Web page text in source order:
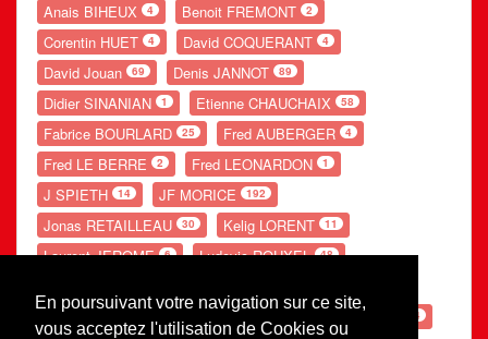
En poursuivant votre navigation sur ce site,
vous acceptez l'utilisation de Cookies ou
Anais BIHEUX 4 Benoit FREMONT 2
Corentin HUET 4 David COQUERANT 4
David Jouan 69 Denis JANNOT 89
Didier SINANIAN 1 Etienne CHAUCHAIX 58
Fabrice BOURLARD 25 Fred AUBERGER 4
Fred LE BERRE 2 Fred LEONARDON 1
J SPIETH 14 JF MORICE 192
Jonas RETAILLEAU 30 Kelig LORENT 11
Laurent JEROME 6 Ludovic ROUXEL 48
Ronan POUPON S LEBE Théo POTIER 54